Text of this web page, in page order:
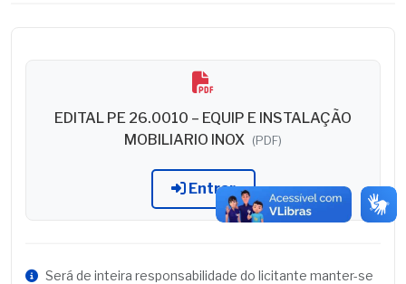
EDITAL PE 26.0010 – EQUIP E INSTALAÇÃO
MOBILIARIO INOX (PDF)
Entrar
Será de inteira responsabilidade do licitante manter-se